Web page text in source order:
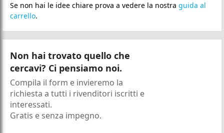
Se non hai le idee chiare prova a vedere la nostraguida al
carrello.
Non hai trovato quello che
cercavi? Ci pensiamo noi.
Compila il form e invieremo la
richiesta a tutti i rivenditori iscritti e
interessati.
Gratis e senza impegno.